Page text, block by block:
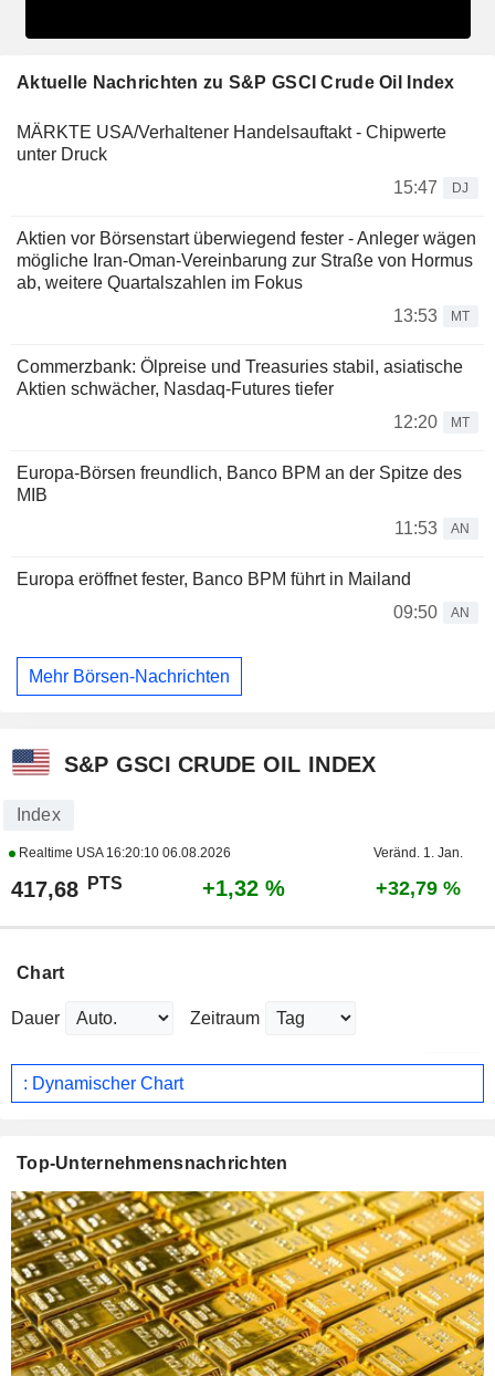
Aktuelle Nachrichten zu S&P GSCI Crude Oil Index
MÄRKTE USA/Verhaltener Handelsauftakt - Chipwerte
unter Druck
15:47
DJ
Aktien vor Börsenstart überwiegend fester - Anleger wägen
mögliche Iran-Oman-Vereinbarung zur Straße von Hormus
ab, weitere Quartalszahlen im Fokus
13:53
MT
Commerzbank: Ölpreise und Treasuries stabil, asiatische
Aktien schwächer, Nasdaq-Futures tiefer
12:20
MT
Europa-Börsen freundlich, Banco BPM an der Spitze des
MIB
11:53
AN
Europa eröffnet fester, Banco BPM führt in Mailand
09:50
AN
Mehr Börsen-Nachrichten
S&P GSCI CRUDE OIL INDEX
Index
Realtime USA 16:20:10 06.08.2026 Veränd. 1. Jan.
417,68 PTS +1,32 % +32,79 %
Chart
Dauer Zeitraum
: Dynamischer Chart
Top-Unternehmensnachrichten